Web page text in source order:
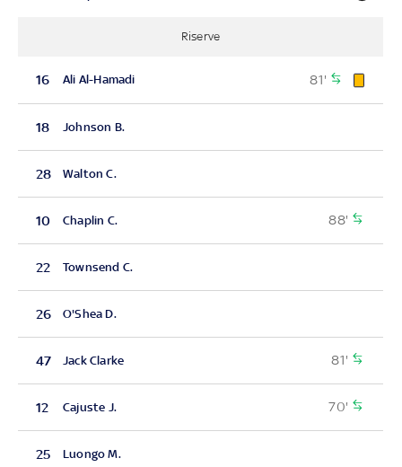
Riserve
16 Ali Al-Hamadi 81'
18 Johnson B.
28 Walton C.
10 Chaplin C. 88'
22 Townsend C.
26 O'Shea D.
47 Jack Clarke 81'
12 Cajuste J. 70'
25 Luongo M.